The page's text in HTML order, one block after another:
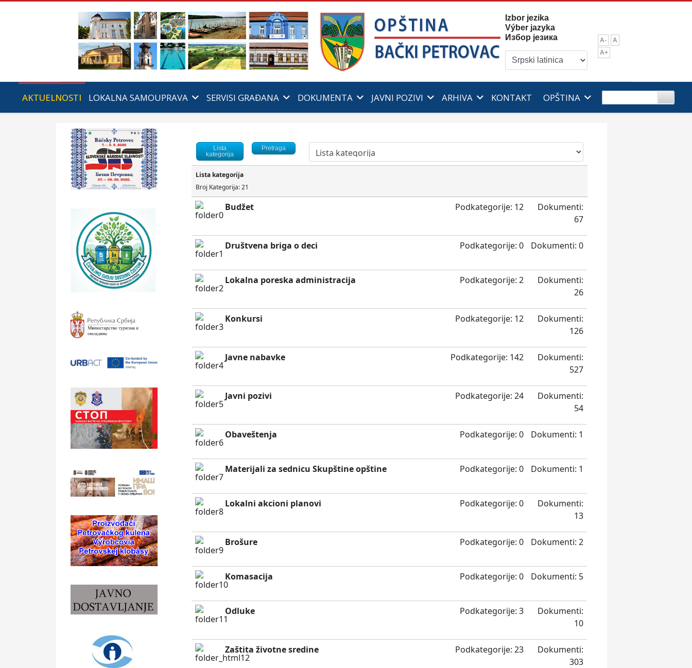
Izbor jezika
Výber jazyka
Избор језика
A-
A
A+
AKTUELNOSTI LOKALNA SAMOUPRAVA SERVISI GRAĐANA DOKUMENTA JAVNI POZIVI ARHIVA KONTAKT OPŠTINA
Lista
kategorija
Pretraga
Lista kategorija
Broj Kategorija: 21
Budžet Podkategorije: 12
Dokumenti:
67
Društvena briga o deci Podkategorije: 0 Dokumenti: 0
Lokalna poreska administracija Podkategorije: 2
Dokumenti:
26
Konkursi Podkategorije: 12
Dokumenti:
126
Javne nabavke Podkategorije: 142
Dokumenti:
527
Javni pozivi Podkategorije: 24
Dokumenti:
54
Obaveštenja Podkategorije: 0 Dokumenti: 1
Materijali za sednicu Skupštine opštine Podkategorije: 0 Dokumenti: 1
Lokalni akcioni planovi Podkategorije: 0
Dokumenti:
13
Brošure Podkategorije: 0 Dokumenti: 2
Komasacija Podkategorije: 0 Dokumenti: 5
Odluke Podkategorije: 3
Dokumenti:
10
Zaštita životne sredine Podkategorije: 23
Dokumenti:
303